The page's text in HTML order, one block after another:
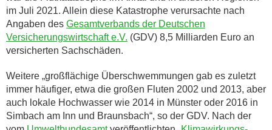
im Juli 2021. Allein diese Katastrophe verursachte nach
Angaben des Gesamtverbands der Deutschen
Versicherungswirtschaft e.V. (GDV) 8,5 Milliarden Euro an
versicherten Sachschäden.
Weitere „großflächige Überschwemmungen gab es zuletzt
immer häufiger, etwa die großen Fluten 2002 und 2013, aber
auch lokale Hochwasser wie 2014 in Münster oder 2016 in
Simbach am Inn und Braunsbach“, so der GDV. Nach der